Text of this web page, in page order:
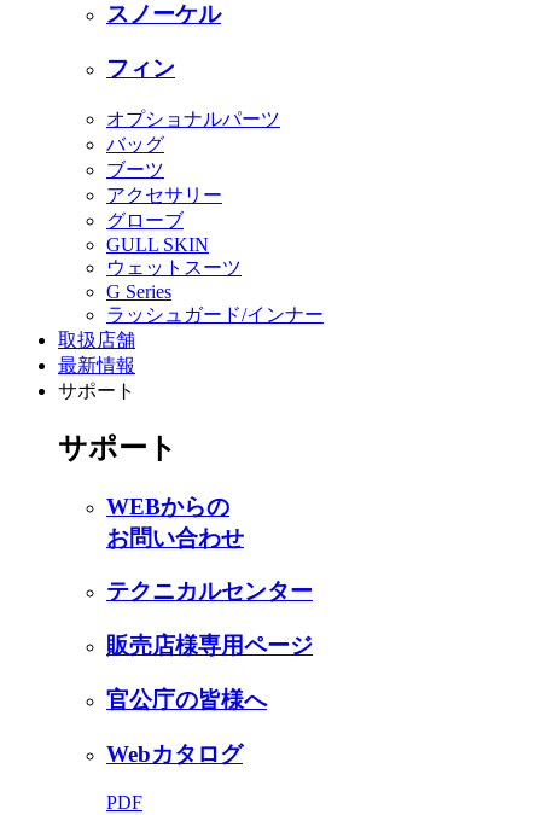
スノーケル
フィン
オプショナルパーツ
バッグ
ブーツ
アクセサリー
グローブ
GULL SKIN
ウェットスーツ
G Series
ラッシュガード/インナー
取扱店舗
最新情報
サポート
サポート
WEBからの
お問い合わせ
テクニカルセンター
販売店様専用ページ
官公庁の皆様へ
Webカタログ
PDF